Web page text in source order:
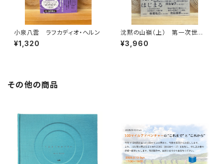
小泉八雲 ラフカディオ・ヘルン
¥1,320
沈黙の山嶺（上） 第一次世界
大戦とマロリーのエヴェレスト
¥3,960
その他の商品